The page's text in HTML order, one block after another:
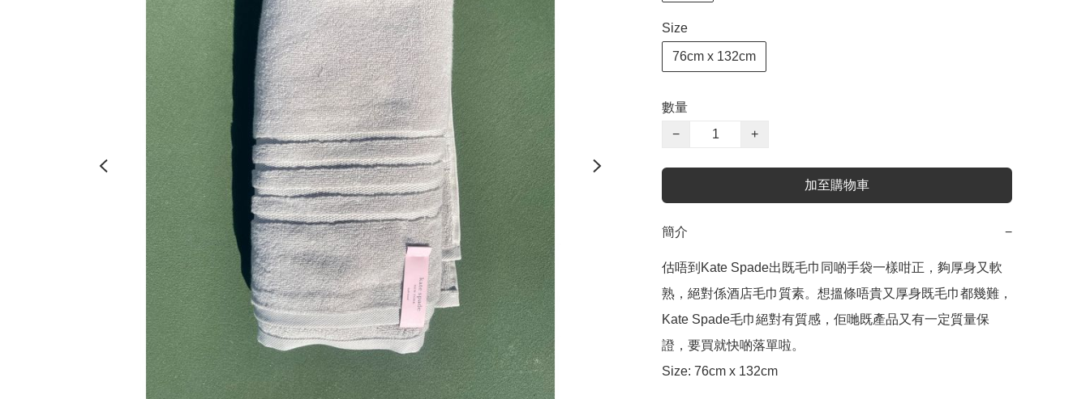
Size
76cm x 132cm
數量
−
+
加至購物車
簡介 −
估唔到Kate Spade出既毛巾同啲手袋一樣咁正，夠厚身又軟
熟，絕對係酒店毛巾質素。想搵條唔貴又厚身既毛巾都幾難，
Kate Spade毛巾絕對有質感，佢哋既產品又有一定質量保
證，要買就快啲落單啦。
Size: 76cm x 132cm